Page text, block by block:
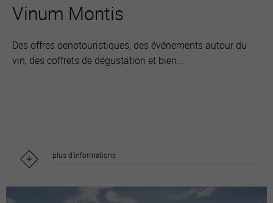
Vinum Montis
Des offres oenotouristiques, des événements autour du
vin, des coffrets de dégustation et bien...
plus d'informations